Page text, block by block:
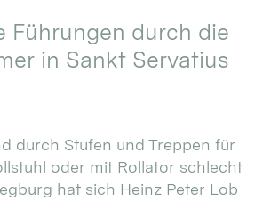
Führungen durch die
in Sankt Servatius
durch Stufen und Treppen für
oder mit Rollator schlecht
hat sich Heinz Peter Lob